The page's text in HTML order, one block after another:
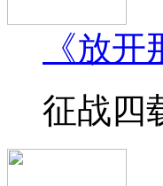
《放
征战四